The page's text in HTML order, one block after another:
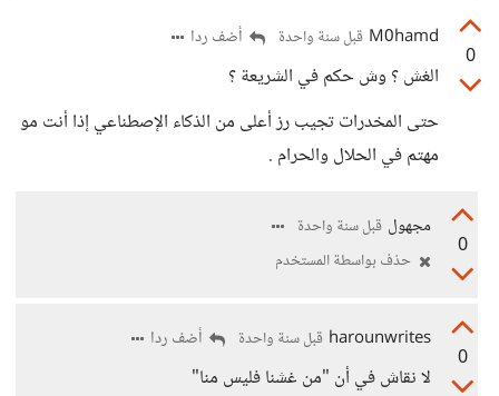
0
M0hamd قبل سنة واحدة أضف ردا
الغش ؟ وش حكم في الشريعة ؟
حتى المخدرات تجيب رز أعلى من الذكاء الإصطناعي إذا أنت مو
مهتم في الحلال والحرام .
0
مجهول قبل سنة واحدة
حذف بواسطة المستخدم
0
harounwrites قبل سنة واحدة أضف ردا
لا نقاش في أن "من غشنا فليس منا"